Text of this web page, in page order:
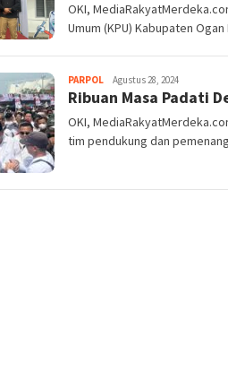
OKI,
Umum (KPU) Kabupaten
PARPOL Merdeka17
Agustus 28, 2024
Ribuan Masa Padati
OKI,
tim pendukung dan